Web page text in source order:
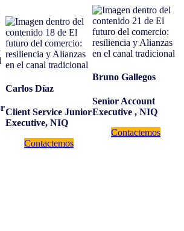
Carlos Díaz
Client Service Junior
Executive, NIQ
Contactemos
Bruno Gallegos
Senior Account
Executive , NIQ
Contactemos